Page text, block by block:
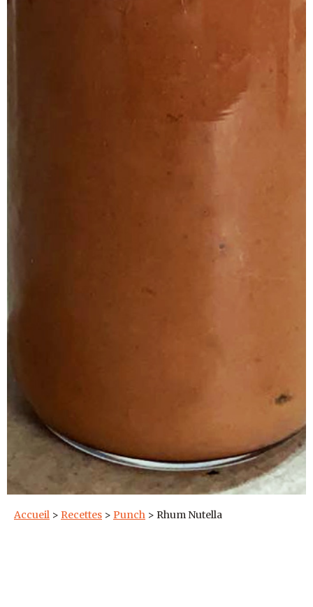
Accueil > Recettes > Punch > Rhum Nutella